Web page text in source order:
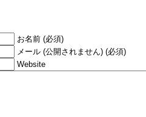
お名前 (必須)
メール (公開されません) (必須)
Website